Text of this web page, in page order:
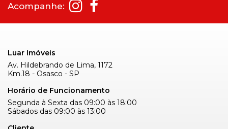
Acompanhe:
Luar Imóveis
Av. Hildebrando de Lima, 1172
Km.18 - Osasco - SP
Horário de Funcionamento
Segunda à Sexta das 09:00 às 18:00
Sábados das 09:00 às 13:00